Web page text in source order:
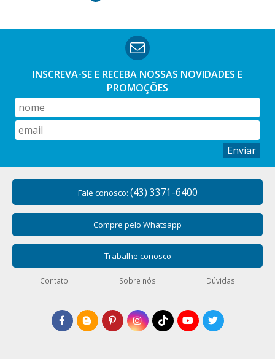
INSCREVA-SE E RECEBA NOSSAS NOVIDADES E
PROMOÇÕES
Enviar
Fale conosco: (43) 3371-6400
Compre pelo Whatsapp
Trabalhe conosco
Contato Sobre nós Dúvidas